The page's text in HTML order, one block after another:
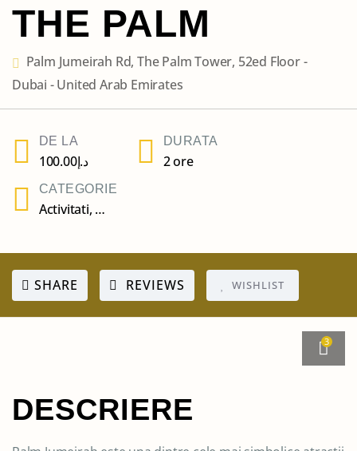
THE PALM
Palm Jumeirah Rd, The Palm Tower, 52ed Floor -
Dubai - United Arab Emirates
DE LA
د.إ100.00
DURATA
2 ore
CATEGORIE
Activitati, Atractii
SHARE REVIEWS WISHLIST
3
DESCRIERE